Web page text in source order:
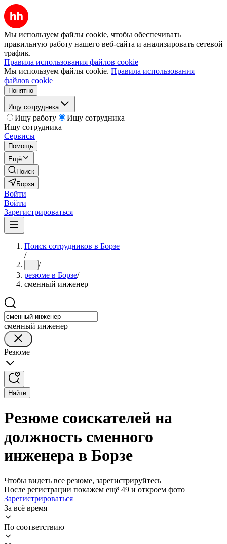
Мы используем файлы cookie, чтобы обеспечивать
правильную работу нашего веб-сайта и анализировать сетевой
трафик.
Правила использования файлов cookie
Мы используем файлы cookie. Правила использования
файлов cookie
Понятно
Ищу сотрудника
Ищу работу
Ищу сотрудника
Ищу сотрудника
Сервисы
Помощь
Ещё
Поиск
Борзя
Войти
Войти
Зарегистрироваться
Поиск сотрудников в Борзе
/
... /
резюме в Борзе/
сменный инженер
сменный инженер
Резюме
Найти
Резюме соискателей на
должность сменного
инженера в Борзе
Чтобы видеть все резюме, зарегистрируйтесь
После регистрации покажем ещё 49 и откроем фото
Зарегистрироваться
За всё время
По соответствию